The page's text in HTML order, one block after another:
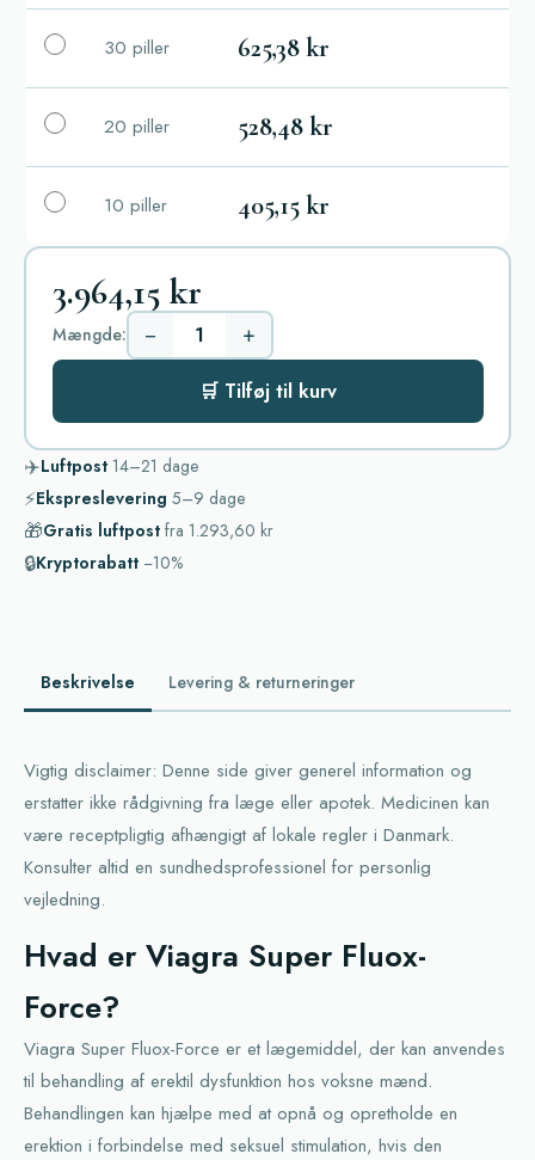
30 piller 625,38 kr
20 piller 528,48 kr
10 piller 405,15 kr
3.964,15 kr
Mængde: − +
🛒 Tilføj til kurv
✈️Luftpost 14–21 dage
⚡Ekspreslevering 5–9 dage
🎁Gratis luftpost fra 1.293,60 kr
🔒Kryptorabatt −10%
Beskrivelse Levering & returneringer
Vigtig disclaimer: Denne side giver generel information og
erstatter ikke rådgivning fra læge eller apotek. Medicinen kan
være receptpligtig afhængigt af lokale regler i Danmark.
Konsulter altid en sundhedsprofessionel for personlig
vejledning.
Hvad er Viagra Super Fluox-
Force?
Viagra Super Fluox-Force er et lægemiddel, der kan anvendes
til behandling af erektil dysfunktion hos voksne mænd.
Behandlingen kan hjælpe med at opnå og opretholde en
erektion i forbindelse med seksuel stimulation, hvis den